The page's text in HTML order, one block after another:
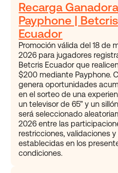
Recarga Ganadora
Payphone | Betcris
Ecuador
Promoción válida del 18 de
2026 para jugadores
Betcris Ecuador que
$200 mediante Payphone.
genera oportunidades
en el sorteo de una
un televisor de 65” y un
será seleccionado
2026 entre las
restricciones, validaciones
establecidas en los
condiciones.